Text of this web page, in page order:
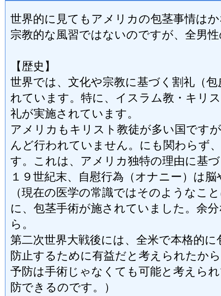
世界的に見てもアメリカの包茎事情は
宗教的な風習ではないのですが、全男
【歴史】
世界では、文化や宗教に基づく割礼（
れています。特に、イスラム教・キリ
礼が実施されています。
アメリカもキリスト教徒が多い国です
んど行われていません。にも関わらず
す。これは、アメリカ独特の理由に基
１９世紀末、自慰行為（オナニー）は
（現在の医学の常識ではそのようなこ
に、包茎手術が施されていました。余
ら。
第二次世界大戦後には、全米で本格的
防止するために有益だと考えられたか
予防は手術じゃなくても可能と考えら
防できるのです。）